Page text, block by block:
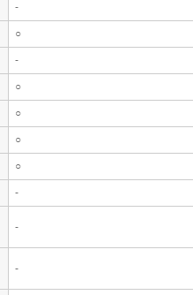
-
○
-
○
○
○
○
-
-
-